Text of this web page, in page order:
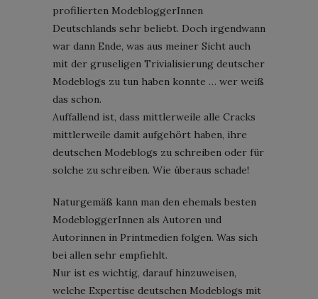
profilierten ModebloggerInnen
Deutschlands sehr beliebt. Doch irgendwann
war dann Ende, was aus meiner Sicht auch
mit der gruseligen Trivialisierung deutscher
Modeblogs zu tun haben konnte … wer weiß
das schon.
Auffallend ist, dass mittlerweile alle Cracks
mittlerweile damit aufgehört haben, ihre
deutschen Modeblogs zu schreiben oder für
solche zu schreiben. Wie überaus schade!
Naturgemäß kann man den ehemals besten
ModebloggerInnen als Autoren und
Autorinnen in Printmedien folgen. Was sich
bei allen sehr empfiehlt.
Nur ist es wichtig, darauf hinzuweisen,
welche Expertise deutschen Modeblogs mit